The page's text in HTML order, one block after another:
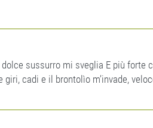
sussurro mi sveglia E più forte
cadi e il brontolìo m’invade,